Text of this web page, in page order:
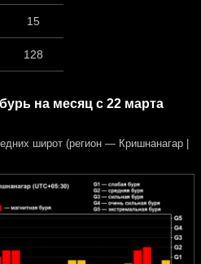
15
128
на месяц с 22 марта
широт (регион — Кришнанагар |